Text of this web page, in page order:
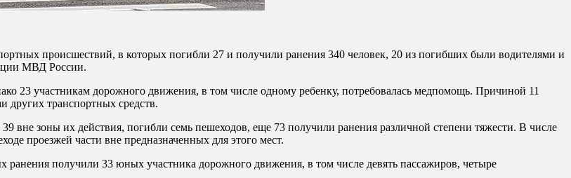
происшествий, в которых погибли 27 и получили ранения 340 человек, 20 из погибших были водителями и
МВД России.
23 участникам дорожного движения, в том числе одному ребенку, потребовалась медпомощь. Причиной 11
транспортных средств.
вне зоны их действия, погибли семь пешеходов, еще 73 получили ранения различной степени тяжести. В числе
проезжей части вне предназначенных для этого мест.
получили 33 юных участника дорожного движения, в том числе девять пассажиров, четыре